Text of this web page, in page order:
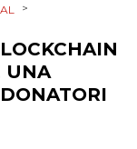
>
UNA